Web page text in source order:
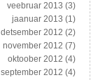
veebruar 2013 (3)
jaanuar 2013 (1)
detsember 2012 (2)
november 2012 (7)
oktoober 2012 (4)
september 2012 (4)